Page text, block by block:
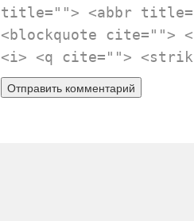
title=""> <abbr
<blockquote cite="">
<i> <q cite="">